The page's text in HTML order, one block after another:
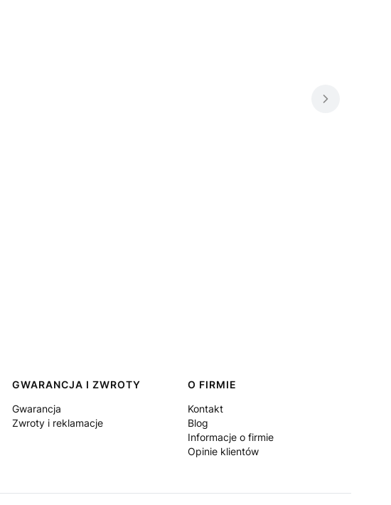
GWARANCJA I ZWROTY
Gwarancja
Zwroty i reklamacje
O FIRMIE
Kontakt
Blog
Informacje o firmie
Opinie klientów